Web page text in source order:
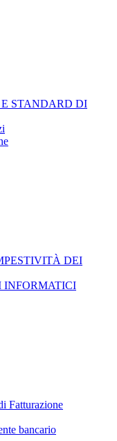
STANDARD DI
DEI
INFORMATICI
Fatturazione
bancario